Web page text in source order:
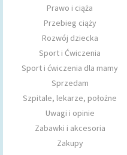
Prawo i ciąża
Przebieg ciąży
Rozwój dziecka
Sport i Ćwiczenia
Sport i ćwiczenia dla mamy
Sprzedam
Szpitale, lekarze, położne
Uwagi i opinie
Zabawki i akcesoria
Zakupy